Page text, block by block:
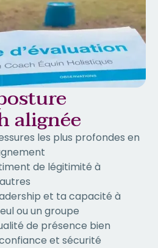
alignée
les plus profondes en
de légitimité à
et ta capacité à
ou un groupe
de présence bien
et sécurité